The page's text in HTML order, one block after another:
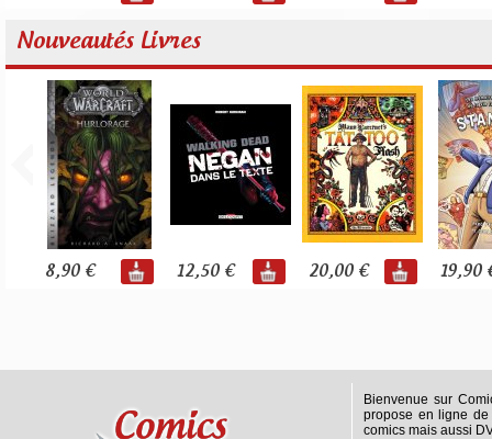
Nouveautés Livres
8,90 € 12,50 € 20,00 € 19,90
Bienvenue sur
propose en ligne de
comics mais aussi